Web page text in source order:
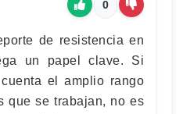
0
de resistencia en
un papel clave. Si
el amplio rango
que se trabajan, no es